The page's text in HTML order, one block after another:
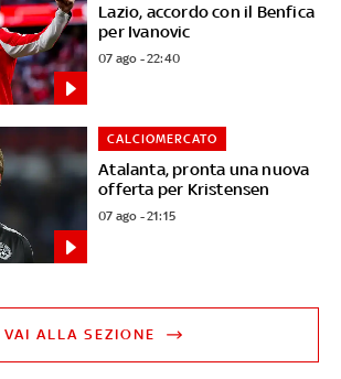
Lazio, accordo con il Benfica
per Ivanovic
07 ago - 22:40
Atalanta, pronta una nuova
offerta per Kristensen
CALCIOMERCATO
07 ago - 21:15
VAI ALLA SEZIONE